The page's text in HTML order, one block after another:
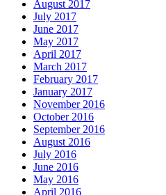
August 2017
July 2017
June 2017
May 2017
April 2017
March 2017
February 2017
January 2017
November 2016
October 2016
September 2016
August 2016
July 2016
June 2016
May 2016
April 2016